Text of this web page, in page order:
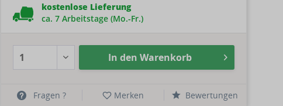
kostenlose Lieferung
ca. 7 Arbeitstage (Mo.-Fr.)
In den Warenkorb
Fragen ? Merken Bewertungen